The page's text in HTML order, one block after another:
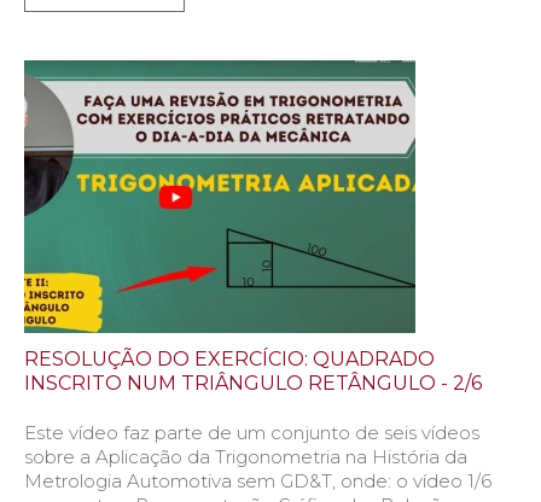
RESOLUÇÃO DO EXERCÍCIO: QUADRADO
INSCRITO NUM TRIÂNGULO RETÂNGULO - 2/6
Este vídeo faz parte de um conjunto de seis vídeos
sobre a Aplicação da Trigonometria na História da
Metrologia Automotiva sem GD&T, onde: o vídeo 1/6